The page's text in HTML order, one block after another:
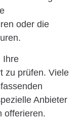
oder die
Ihre
zu prüfen. Viele
Anbieter
offerieren.